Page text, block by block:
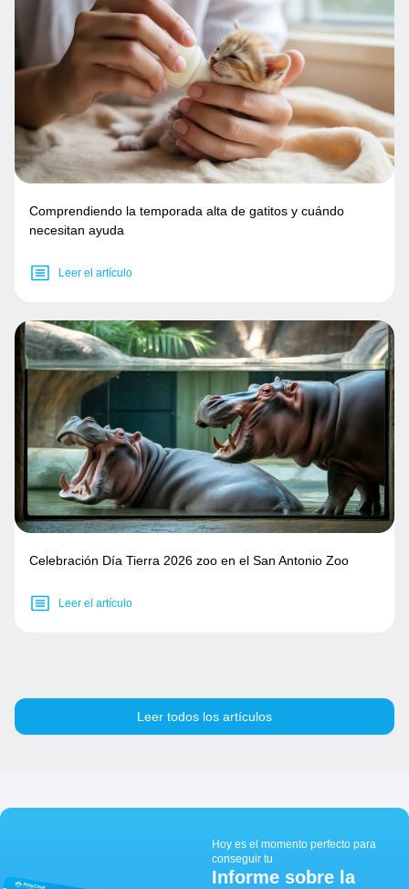
Comprendiendo la temporada alta de gatitos y cuándo
necesitan ayuda
Leer el artículo
Celebración Día Tierra 2026 zoo en el San Antonio Zoo
Leer el artículo
Leer todos los artículos
Hoy es el momento perfecto para
conseguir tu
Informe sobre la